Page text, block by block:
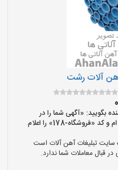
آلات رشت
بگویید: «آگهی شما را در
سایت «آهن آلاتی ها» دیده ام و کد «فروشگاه-178» را اعلام
تبلیغات آهن آلات است
قبال معاملات شما ندارد.